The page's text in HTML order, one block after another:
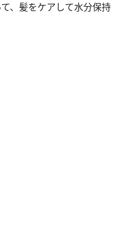
、髪をケアして水分保持